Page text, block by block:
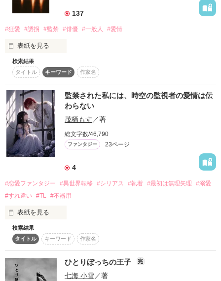
※2009年2月15日完結作品。
なんて冗談じゃない！
妹を守るため、私は精霊の加護を得て運命を変えてやるわ！
順調にフラグ回避していたはずが、ある日街で助けた少女
――。
それが、幼少期に性別を偽って育てられていた“悪役”エディア
ルド本人だったなんて聞いてない！
避けても逃げても、なぜか彼に執着され、ついには――。
「会ってくれないから、連れてきちゃった」
って、さらっと拉致監禁！？　可愛い顔して怖いこと言わない
で！！
友情ルートを目指していたのに、ある出来事で彼と離れ離れ
に。
やっと平穏が戻ったと思った二年後――。
「ずっと会いたかった」
再会した彼は、すっかり美青年に成長していて……。でもその
「絶対にもう、離さない」
……もしかしてこれ、妹のルートに私が入り込んじゃった！？
悪役に執着されるのは妹のはずだったのに――。なぜか私が溺
137
#狂愛 #誘拐 #監禁 #俳優 #一般人 #愛情
表紙を見る
「やめて、放して！家に帰りたい！」
ぐちゃぐちゃに愛を詰め込まれるのはもう嫌だ。でも、どれだ
け泣いても喚いても、あなたは顔色一つ変えない。むしろ楽し
そうにしている。
「何で？ここにいた方が幸せなんだよ？自由より愛される方が
いいでしょ？」
逃げ出してもすぐに連れ戻される。そして無理やり愛される。
この愛の結末はーーー。
作品を読む
検索結果
タイトル
キーワード 作家名
監禁された私には、時空の監視者の愛情は伝
わらない
茂栖もす ／著
総文字数/46,790
ファンタジー 23ページ
4
#恋愛ファンタジー #異世界転移 #シリアス #執着 #最初は無理矢理
#溺愛
#すれ違い #TL #不器用
表紙を見る
望まぬ異世界転移と、ヒーローの理解できない行動に心を閉ざ
したヒロインがゆっくりと世界を受け入れていくおはなし。
ヒーローはクズの権化のように見えますが、色々と事情があっ
たりします。
検索結果
タイトル
キーワード 作家名
ひとりぼっちの王子 完
七海 小雪／著